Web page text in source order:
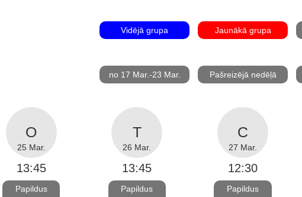
Vidējā grupa Jaunākā grupa
no 17 Mar.-23 Mar. Pašreizējā nedēļā
25 Mar.
13:45
Papildus
26 Mar.
13:45
Papildus
27 Mar.
12:30
Papildus